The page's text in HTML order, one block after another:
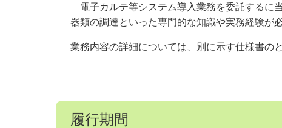
電子カルテ等システム導入業務を委託するに
器類の調達といった専門的な知識や実務経験が
業務内容の詳細については、別に示す仕様書の
履行期間